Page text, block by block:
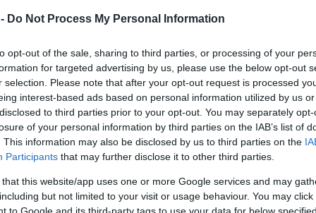
Do Not Process My Personal Information
opt-out of the sale, sharing to third parties, or processing of your
for targeted advertising by us, please use the below opt-out
selection. Please note that after your opt-out request is processed
interest-based ads based on personal information utilized by us
to third parties prior to your opt-out. You may separately
of your personal information by third parties on the IAB’s list of
This information may also be disclosed by us to third parties on the
Participants that may further disclose it to other third parties.
that this website/app uses one or more Google services and may
but not limited to your visit or usage behaviour. You may
to Google and its third-party tags to use your data for below
hogy legkorábban két év múlva
hazánkban.
erősen megkérdőjelezi, hogy ebből bármi is
hivatkozva karbantartani, akkor miből akarják
a választás? Butítani kell az embereket! Mi van a Csáklya úti
azután elkezdik a Csáklya úti hidat, és ha az is kész, indul az
már nagyon sokat kapott Szolnok, ami csak ígéret
elkerülné a propagandát,iratkozzon fel hírlevelünkre!